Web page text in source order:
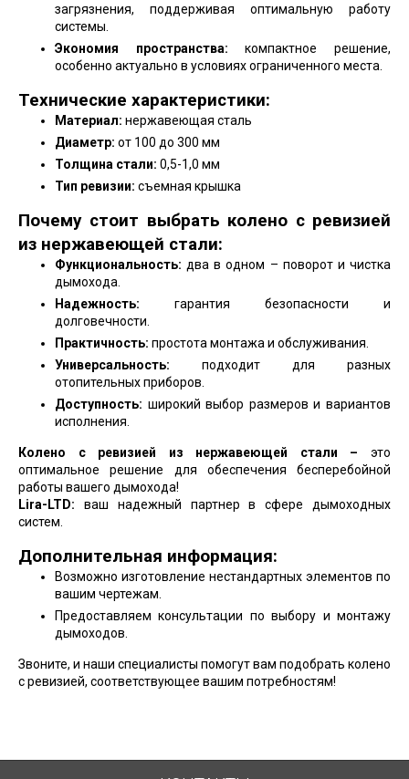
загрязнения, поддерживая оптимальную работу
системы.
Экономия пространства: компактное решение,
особенно актуально в условиях ограниченного места.
Технические характеристики:
Материал: нержавеющая сталь
Диаметр: от 100 до 300 мм
Толщина стали: 0,5-1,0 мм
Тип ревизии: съемная крышка
Почему стоит выбрать колено с ревизией
из нержавеющей стали:
Функциональность: два в одном – поворот и чистка
дымохода.
Надежность: гарантия безопасности и
долговечности.
Практичность: простота монтажа и обслуживания.
Универсальность: подходит для разных
отопительных приборов.
Доступность: широкий выбор размеров и вариантов
исполнения.
Колено с ревизией из нержавеющей стали – это
оптимальное решение для обеспечения бесперебойной
работы вашего дымохода!
Lira-LTD: ваш надежный партнер в сфере дымоходных
систем.
Дополнительная информация:
Возможно изготовление нестандартных элементов по
вашим чертежам.
Предоставляем консультации по выбору и монтажу
дымоходов.
Звоните, и наши специалисты помогут вам подобрать колено
с ревизией, соответствующее вашим потребностям!